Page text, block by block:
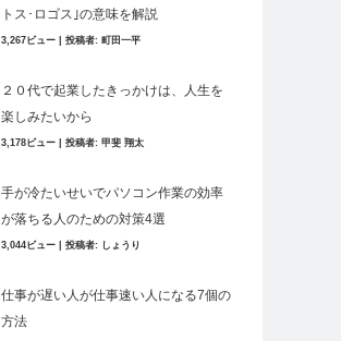
トス･ロゴス｣の意味を解説
3,267ビュー 投稿者: 町田一平
２０代で起業したきっかけは、人生を
楽しみたいから
3,178ビュー 投稿者: 甲斐 翔太
手が冷たいせいでパソコン作業の効率
が落ちる人のための対策4選
3,044ビュー 投稿者: しょうり
仕事が遅い人が仕事速い人になる7個の
方法